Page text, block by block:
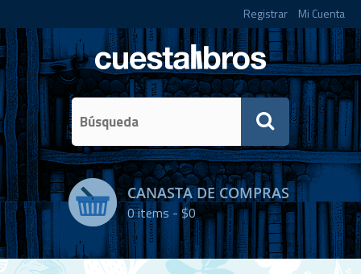
Registrar Mi Cuenta
CANASTA DE COMPRAS
0items -$0